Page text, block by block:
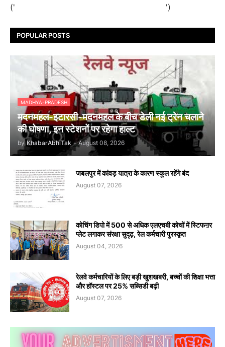
(' ')
POPULAR POSTS
MADHYA-PRADESH
मदनमहल-इटारसी-मदनमहल के बीच डेली नई ट्रेन चलाने
की घोषणा, इन स्टेशनों पर रहेगा हाल्ट
by KhabarAbhiTak - August 08, 2026
जबलपुर में कांवड़ यात्रा के कारण स्कूल रहेंगे बंद
August 07, 2026
कोचिंग डिपो में 500 से अधिक एलएचबी कोचों में स्टिफऩर
प्लेट लगाकर संरक्षा सुदृढ़, रेल कर्मचारी पुरस्कृत
August 04, 2026
रेलवे कर्मचारियों के लिए बड़ी खुशखबरी, बच्चों की शिक्षा भत्ता
और हॉस्टल पर 25% सब्सिडी बढ़ी
August 07, 2026